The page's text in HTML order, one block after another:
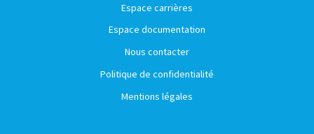
Espace carrières
Espace documentation
Nous contacter
Politique de confidentialité
Mentions légales